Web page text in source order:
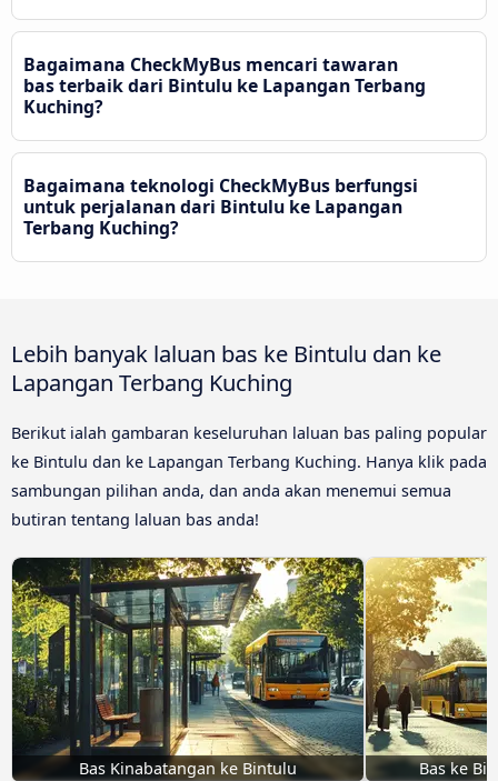
Bagaimana CheckMyBus mencari tawaran
bas terbaik dari Bintulu ke Lapangan Terbang
Kuching?
Bagaimana teknologi CheckMyBus berfungsi
untuk perjalanan dari Bintulu ke Lapangan
Terbang Kuching?
Lebih banyak laluan bas ke Bintulu dan ke
Lapangan Terbang Kuching
Berikut ialah gambaran keseluruhan laluan bas paling popular
ke Bintulu dan ke Lapangan Terbang Kuching. Hanya klik pada
sambungan pilihan anda, dan anda akan menemui semua
butiran tentang laluan bas anda!
Bas Kinabatangan ke Bintulu Bas ke